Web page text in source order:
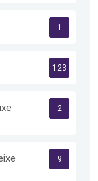
1
123
2
9